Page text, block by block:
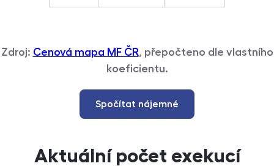
Zdroj: Cenová mapa MF ČR, přepočteno dle vlastního
koeficientu.
Spočítat nájemné
Aktuální počet exekucí